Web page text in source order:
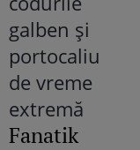
Fanatik